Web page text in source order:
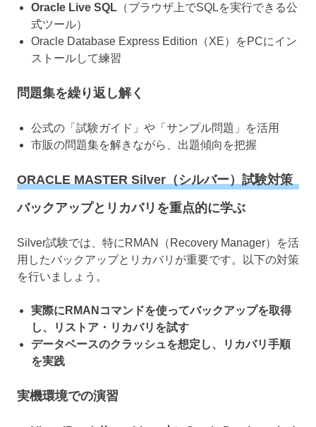
Oracle Live SQL （ブラウザ上でSQLを実行できる公
式ツール）
Oracle Database Express Edition（XE）をPCにイン
ストールして練習
問題集を繰り返し解く
公式の「試験ガイド」や「サンプル問題」を活用
市販の問題集を解きながら、出題傾向を把握
ORACLE MASTER Silver（シルバー）試験対策
バックアップとリカバリを重点的に学ぶ
Silver試験では、特にRMAN（Recovery Manager）を活
用したバックアップとリカバリが重要です。以下の対策
を行いましょう。
実際にRMANコマンドを使ってバックアップを取得
し、リストア・リカバリを試す
データベースのクラッシュを想定し、リカバリ手順
を実践
実機環境での演習